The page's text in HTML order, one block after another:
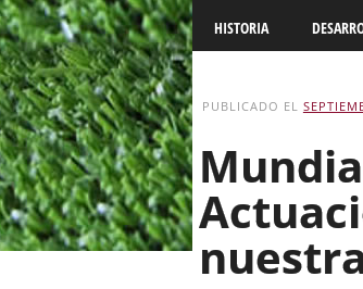
HISTORIA
PUBLICADO EL